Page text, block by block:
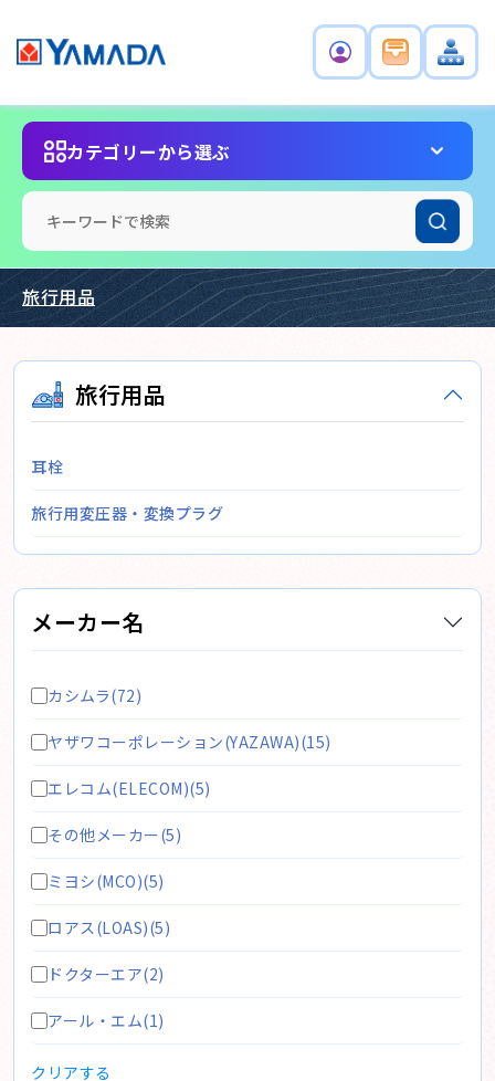
カテゴリーから選ぶ
旅行用品
旅行用品
耳栓
旅行用変圧器・変換プラグ
メーカー名
カシムラ(72)
ヤザワコーポレーション(YAZAWA)(15)
エレコム(ELECOM)(5)
その他メーカー(5)
ミヨシ(MCO)(5)
ロアス(LOAS)(5)
ドクターエア(2)
アール・エム(1)
クリアする